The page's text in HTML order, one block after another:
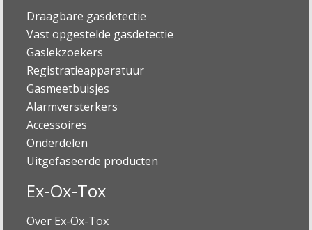
Draagbare gasdetectie
Vast opgestelde gasdetectie
Gaslekzoekers
Registratieapparatuur
Gasmeetbuisjes
Alarmversterkers
Accessoires
Onderdelen
Uitgefaseerde producten
Ex-Ox-Tox
Over Ex-Ox-Tox